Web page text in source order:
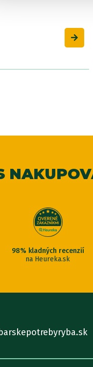
98% kladných recenzií
na Heureka.sk